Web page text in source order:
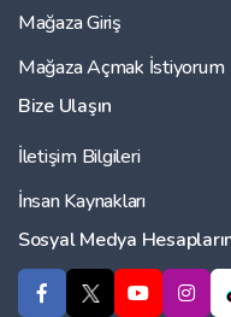
Mağaza Giriş
Mağaza Açmak İstiyorum
Bize Ulaşın
İletişim Bilgileri
İnsan Kaynakları
Sosyal Medya